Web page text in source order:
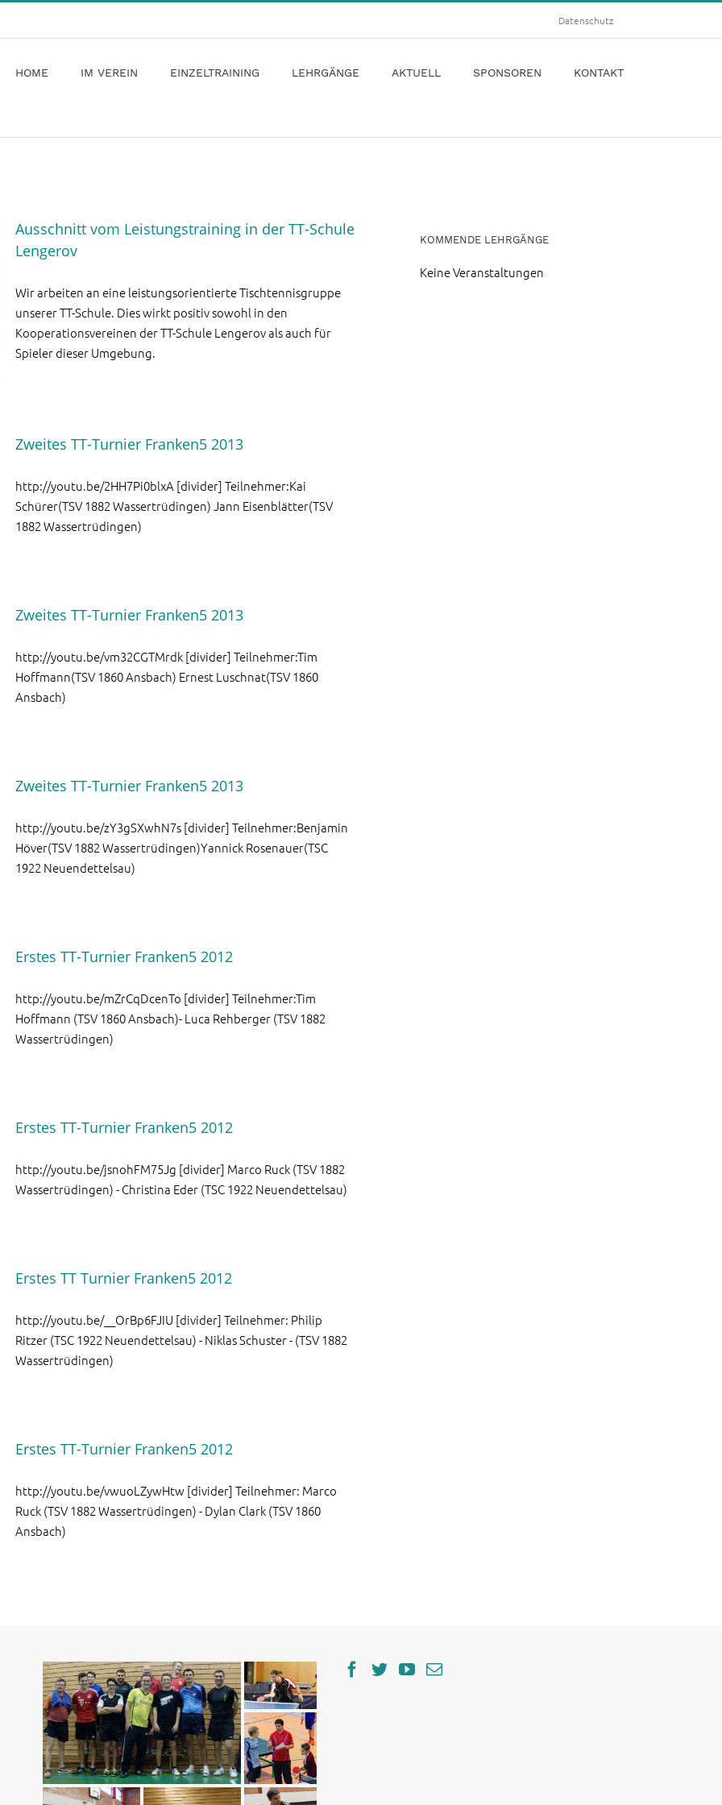
Datenschutz
HOME IM VEREIN EINZELTRAINING LEHRGÄNGE AKTUELL SPONSOREN KONTAKT
Ausschnitt vom Leistungstraining in der TT-Schule
Lengerov
Wir arbeiten an eine leistungsorientierte Tischtennisgruppe
unserer TT-Schule. Dies wirkt positiv sowohl in den
Kooperationsvereinen der TT-Schule Lengerov als auch für
Spieler dieser Umgebung.
Zweites TT-Turnier Franken5 2013
http://youtu.be/2HH7Pi0blxA [divider] Teilnehmer:Kai
Schürer(TSV 1882 Wassertrüdingen) Jann Eisenblätter(TSV
1882 Wassertrüdingen)
Zweites TT-Turnier Franken5 2013
http://youtu.be/vm32CGTMrdk [divider] Teilnehmer:Tim
Hoffmann(TSV 1860 Ansbach) Ernest Luschnat(TSV 1860
Ansbach)
Zweites TT-Turnier Franken5 2013
http://youtu.be/zY3gSXwhN7s [divider] Teilnehmer:Benjamin
Höver(TSV 1882 Wassertrüdingen)Yannick Rosenauer(TSC
1922 Neuendettelsau)
Erstes TT-Turnier Franken5 2012
http://youtu.be/mZrCqDcenTo [divider] Teilnehmer:Tim
Hoffmann (TSV 1860 Ansbach)- Luca Rehberger (TSV 1882
Wassertrüdingen)
Erstes TT-Turnier Franken5 2012
http://youtu.be/jsnohFM75Jg [divider] Marco Ruck (TSV 1882
Wassertrüdingen) - Christina Eder (TSC 1922 Neuendettelsau)
Erstes TT Turnier Franken5 2012
http://youtu.be/__OrBp6FJIU [divider] Teilnehmer: Philip
Ritzer (TSC 1922 Neuendettelsau) - Niklas Schuster - (TSV 1882
Wassertrüdingen)
Erstes TT-Turnier Franken5 2012
http://youtu.be/vwuoLZywHtw [divider] Teilnehmer: Marco
Ruck (TSV 1882 Wassertrüdingen) - Dylan Clark (TSV 1860
Ansbach)
KOMMENDE LEHRGÄNGE
Keine Veranstaltungen